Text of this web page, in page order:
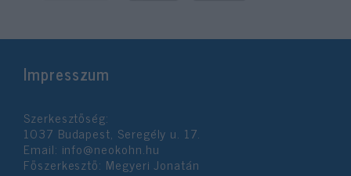
Impresszum
Szerkesztőség:
1037 Budapest, Seregély u. 17.
Email: info@neokohn.hu
Főszerkesztő: Megyeri Jonatán